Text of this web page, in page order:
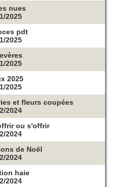
nues
2025
pdt
2025
2025
2025
2025
et fleurs coupées
2024
ou s'offrir
2024
de Noël
2024
haie
2024